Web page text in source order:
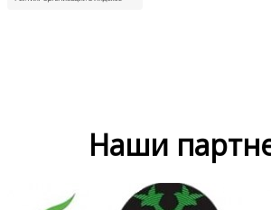
Наши